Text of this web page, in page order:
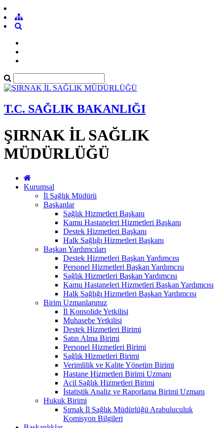
T.C. SAĞLIK BAKANLIĞI
ŞIRNAK İL SAĞLIK
MÜDÜRLÜĞÜ
Kurumsal
İl Sağlık Müdürü
Başkanlar
Sağlık Hizmetleri Başkanı
Kamu Hastaneleri Hizmetleri Başkanı
Destek Hizmetleri Başkanı
Halk Sağlığı Hizmetleri Başkanı
Başkan Yardımcıları
Destek Hizmetleri Başkan Yardımcısı
Personel Hizmetleri Başkan Yardımcısı
Sağlık Hizmetleri Başkan Yardımcısı
Kamu Hastaneleri Hizmetleri Başkan Yardımcısı
Halk Sağlığı Hizmetleri Başkan Yardımcısı
Birim Uzmanlarımız
İl Konsolide Yetkilisi
Muhasebe Yetkilisi
Destek Hizmetleri Birimi
Satın Alma Birimi
Personel Hizmetleri Birimi
Sağlık Hizmetleri Birimi
Verimlilik ve Kalite Yönetim Birimi
Hastane Hizmetleri Birimi Uzmanı
Acil Sağlık Hizmetleri Birimi
İstatistik Analiz ve Raporlama Birimi Uzmanı
Hukuk Birimi
Şırnak İl Sağlık Müdürlüğü Arabuluculuk
Komisyon Bilgileri